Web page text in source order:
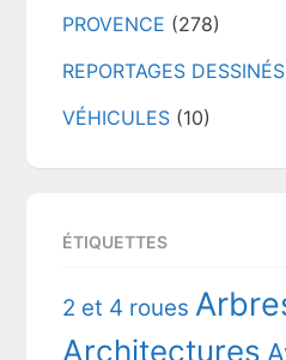
PROVENCE (278)
REPORTAGES DESSINÉS
VÉHICULES (10)
ÉTIQUETTES
2 et 4 roues
Architectures